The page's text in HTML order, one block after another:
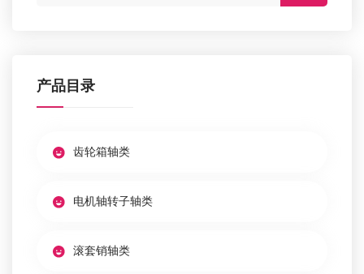
产品目录
齿轮箱轴类
电机轴转子轴类
滚套销轴类